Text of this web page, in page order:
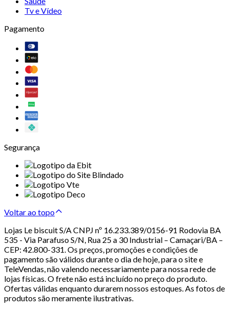
Tv e Vídeo
Pagamento
Segurança
Voltar ao topo
Lojas Le biscuit S/A CNPJ nº 16.233.389/0156-91 Rodovia BA
535 - Via Parafuso S/N, Rua 25 a 30 Industrial – Camaçari/BA –
CEP: 42.800-331. Os preços, promoções e condições de
pagamento são válidos durante o dia de hoje, para o site e
TeleVendas, não valendo necessariamente para nossa rede de
lojas físicas. O frete não está incluído no preço do produto.
Ofertas válidas enquanto durarem nossos estoques. As fotos de
produtos são meramente ilustrativas.